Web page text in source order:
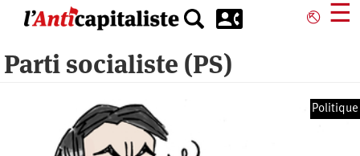
principal
⎋ ☰
Parti socialiste (PS)
Politique